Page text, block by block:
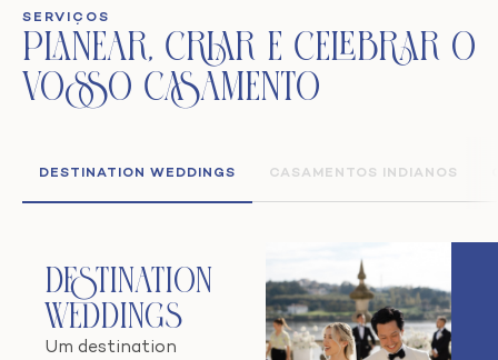
SERVIÇOS
Planear, Criar e Celebrar o
Vosso Casamento
DESTINATION WEDDINGS CASAMENTOS INDIANOS
Destination
Weddings
Um destination